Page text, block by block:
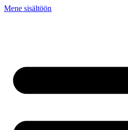
Mene sisältöön